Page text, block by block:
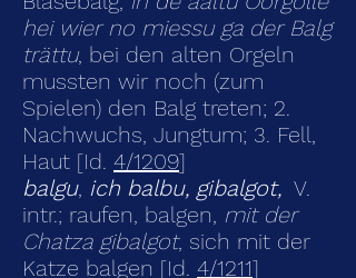
hei wier no miessu ga der Balg
trättu, bei den alten Orgeln
mussten wir noch (zum
Spielen) den Balg treten; 2.
Nachwuchs, Jungtum; 3. Fell,
Haut [Id. 4/1209]
balgu, ich balbu, gibalgot, V.
intr.; raufen, balgen, mit der
Chatza gibalgot, sich mit der
Katze balgen [Id. 4/1211]